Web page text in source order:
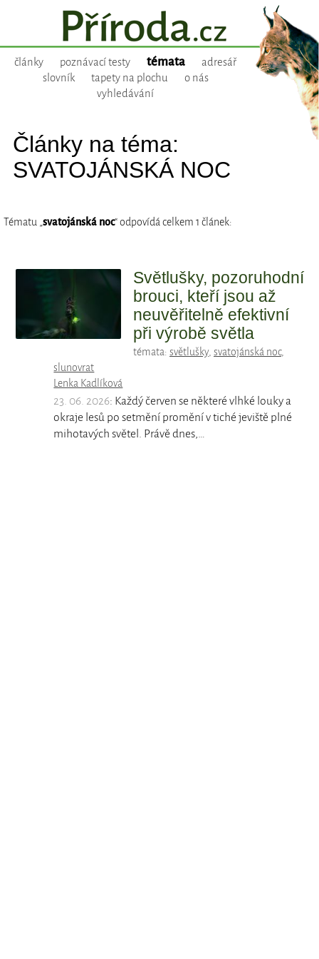
články poznávací testy témata
adresář
slovník
tapety na plochu
o nás
vyhledávání
Články na téma:
SVATOJÁNSKÁ NOC
Tématu „svatojánská noc“ odpovídá celkem 1 článek:
Světlušky, pozoruhodní
brouci, kteří jsou až
neuvěřitelně efektivní
při výrobě světla
témata: světlušky, svatojánská noc,
slunovrat
Lenka Kadlíková
23. 06. 2026: Každý červen se některé vlhké louky a
okraje lesů po setmění promění v tiché jeviště plné
mihotavých světel. Právě dnes,…